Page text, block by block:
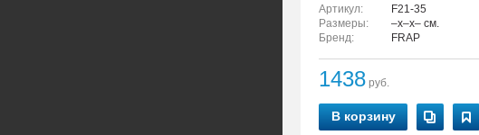
Артикул:
F21-35
Размеры:
–x–x– см.
Бренд:
FRAP
1438 руб.
В корзину